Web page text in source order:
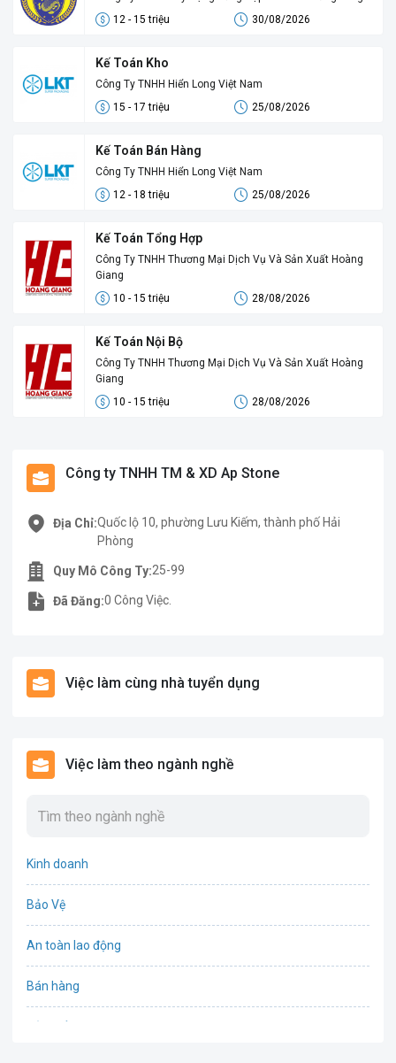
12 - 15 triệu
30/08/2026
Kế Toán Kho
Công Ty TNHH Hiển Long Việt Nam
15 - 17 triệu
25/08/2026
Kế Toán Bán Hàng
Công Ty TNHH Hiển Long Việt Nam
12 - 18 triệu
25/08/2026
Kế Toán Tổng Hợp
Công Ty TNHH Thương Mại Dịch Vụ Và Sản Xuất Hoàng
Giang
10 - 15 triệu
28/08/2026
Kế Toán Nội Bộ
Công Ty TNHH Thương Mại Dịch Vụ Và Sản Xuất Hoàng
Giang
10 - 15 triệu
28/08/2026
Công ty TNHH TM & XD Ap Stone
Địa Chỉ:Quốc lộ 10, phường Lưu Kiếm, thành phố Hải
Phòng
Quy Mô Công Ty:25-99
Đã Đăng:0 Công Việc.
Việc làm cùng nhà tuyển dụng
Việc làm theo ngành nghề
Kinh doanh
Bảo Vệ
An toàn lao động
Bán hàng